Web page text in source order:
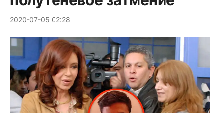
2020-07-05 02:28